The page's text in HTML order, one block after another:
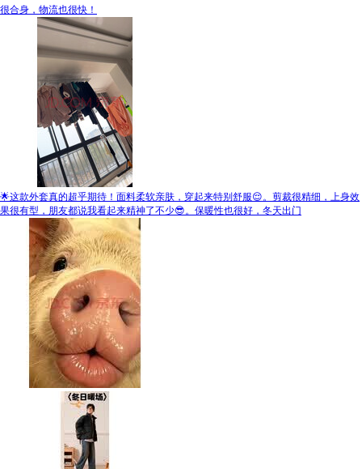
很合身，物流也很快！
🌟这款外套真的超乎期待！面料柔软亲肤，穿起来特别舒服😌。剪裁很精细，上身效
果很有型，朋友都说我看起来精神了不少😎。保暖性也很好，冬天出门